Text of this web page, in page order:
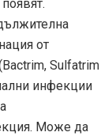
от
Sulfatrim
инфекции
Може да